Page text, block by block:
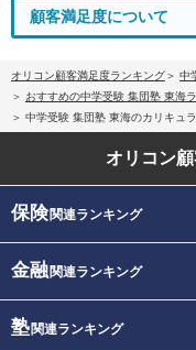
顧客満足度について
オリコン顧客満足度ランキング
中
おすすめの中学受験 集団塾 東海
中学受験 集団塾 東海のカリキュ
オリコン
保険関連ランキング
金融関連ランキング
塾関連ランキング